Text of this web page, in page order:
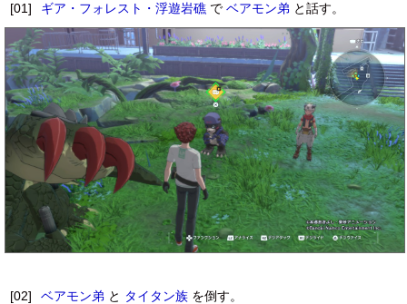
[01] ギア・フォレスト・浮遊岩礁で ベアモン弟 と話す。
[02] ベアモン弟 と タイタン族を倒す。